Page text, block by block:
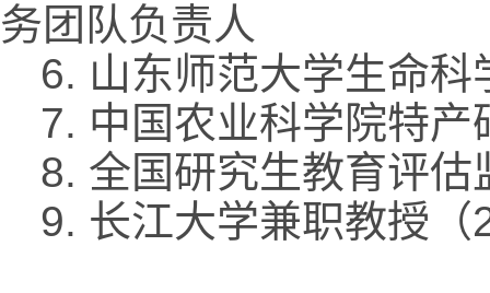
务团队负责人
6. 山东师范大学生命
7. 中国农业科学院特
8. 全国研究生教育评
9. 长江大学兼职教授（